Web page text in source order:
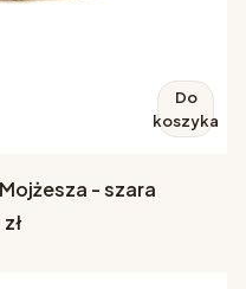
Do
koszyka
- szara